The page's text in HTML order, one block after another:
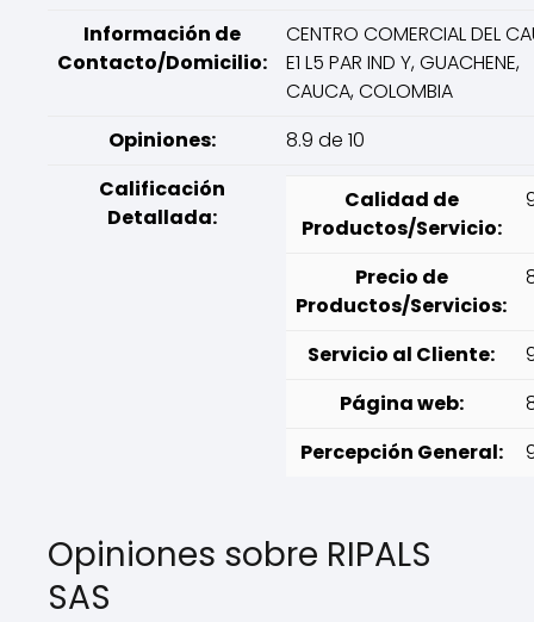
Información de
Contacto/Domicilio:
CENTRO COMERCIAL DEL
E1 L5 PAR IND Y, GUACHENE,
CAUCA, COLOMBIA
Opiniones:
8.9 de 10
Calificación
Detallada:
Calidad de
Productos/Servicio:
Precio de
Productos/Servicios:
Servicio al Cliente:
Página web:
Percepción General:
Opiniones sobre RIPALS
SAS